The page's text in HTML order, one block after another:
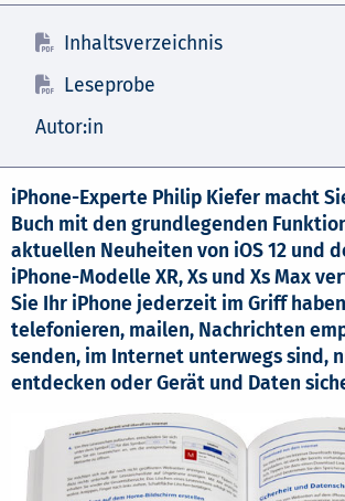
Inhaltsverzeichnis
Leseprobe
Autor:in
iPhone-Experte Philip Kiefer macht
Buch mit den grundlegenden
aktuellen Neuheiten von iOS 12 und
iPhone-Modelle XR, Xs und Xs Max
Sie Ihr iPhone jederzeit im Griff
telefonieren, mailen, Nachrichten
senden, im Internet unterwegs sind,
entdecken oder Gerät und Daten